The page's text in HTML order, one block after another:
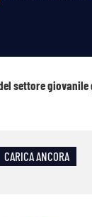
settore
CARICA ANCORA